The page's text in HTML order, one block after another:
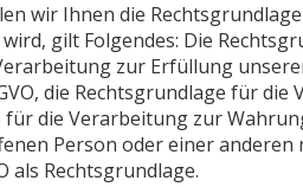
wir Ihnen die
gilt Folgendes: Die
zur Erfüllung
die Rechtsgrundlage für
für die Verarbeitung zur
Person oder einer
als Rechtsgrundlage.